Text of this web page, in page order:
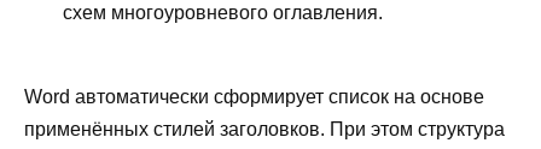
схем многоуровневого оглавления.
Word автоматически сформирует список на основе
применённых стилей заголовков. При этом структура